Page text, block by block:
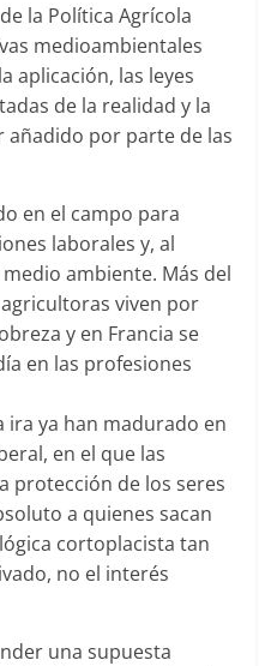
la Política Agrícola
medioambientales
aplicación, las leyes
de la realidad y la
añadido por parte de las
en el campo para
laborales y, al
ambiente. Más del
viven por
y en Francia se
en las profesiones
ira ya han madurado en
en el que las
protección de los seres
a quienes sacan
cortoplacista tan
no el interés
una supuesta